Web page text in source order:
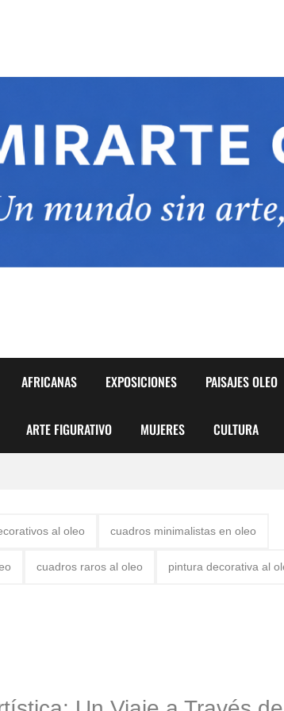
AFRICANAS EXPOSICIONES PAISAJES OLEO
ARTE FIGURATIVO MUJERES CULTURA
Biryulina Vita
al oleo cuadros minimalistas en oleo
cuadros raros al oleo pintura decorativa al